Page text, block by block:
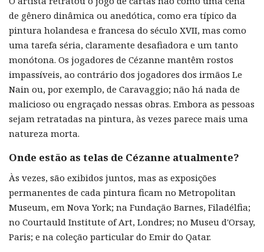
de gênero dinâmica ou anedótica, como era típico da
pintura holandesa e francesa do século XVII, mas como
uma tarefa séria, claramente desafiadora e um tanto
monótona. Os jogadores de Cézanne mantêm rostos
impassíveis, ao contrário dos jogadores dos irmãos Le
Nain ou, por exemplo, de Caravaggio; não há nada de
malicioso ou engraçado nessas obras. Embora as pessoas
sejam retratadas na pintura, às vezes parece mais uma
natureza morta.
Onde estão as telas de Cézanne atualmente?
Às vezes, são exibidos juntos, mas as exposições
permanentes de cada pintura ficam no Metropolitan
Museum, em Nova York; na Fundação Barnes, Filadélfia;
no Courtauld Institute of Art, Londres; no Museu d'Orsay,
Paris; e na coleção particular do Emir do Qatar.